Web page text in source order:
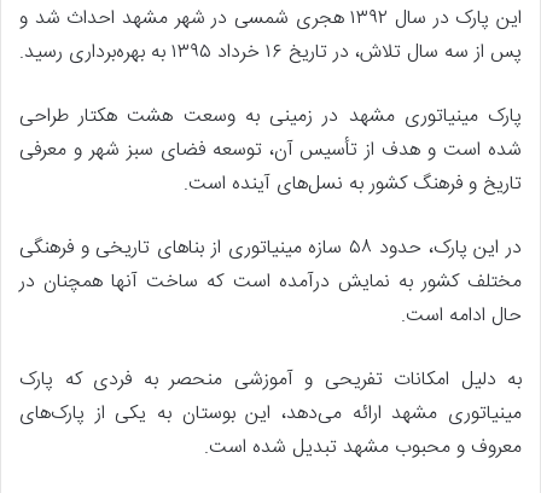
این پارک در سال ۱۳۹۲ هجری شمسی در شهر مشهد احداث شد و
پس از سه سال تلاش، در تاریخ ۱۶ خرداد ۱۳۹۵ به بهره‌برداری رسید.
پارک مینیاتوری مشهد در زمینی به وسعت هشت هکتار طراحی
شده است و هدف از تأسیس آن، توسعه فضای سبز شهر و معرفی
تاریخ و فرهنگ کشور به نسل‌های آینده است.
در این پارک، حدود ۵۸ سازه مینیاتوری از بناهای تاریخی و فرهنگی
مختلف کشور به نمایش درآمده است که ساخت آنها همچنان در
حال ادامه است.
به دلیل امکانات تفریحی و آموزشی منحصر به فردی که پارک
مینیاتوری مشهد ارائه می‌دهد، این بوستان به یکی از پارک‌های
معروف و محبوب مشهد تبدیل شده است.